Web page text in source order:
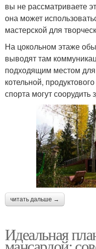
вы не рассматриваете
она может
мастерской для
На цокольном этаже
выводят там
подходящим местом для
котельной,
спорта могут
читать дальше →
Идеальная